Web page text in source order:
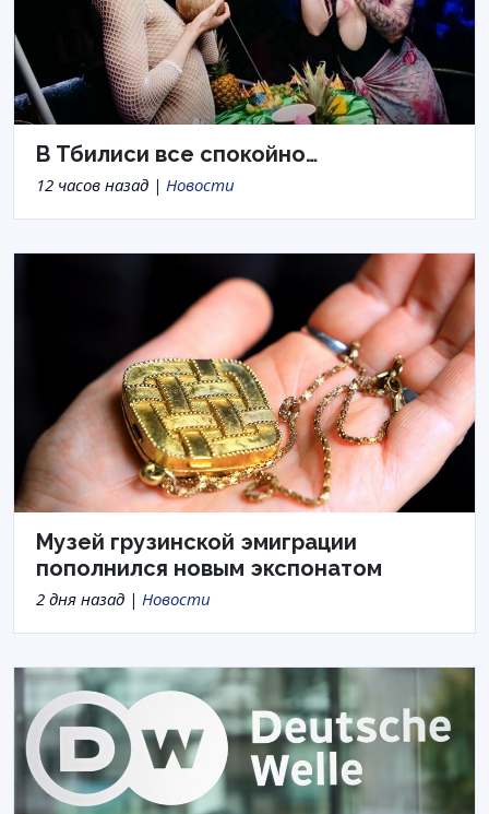
В Тбилиси все спокойно…
12 часов назад | Новости
Музей грузинской эмиграции
пополнился новым экспонатом
2 дня назад | Новости